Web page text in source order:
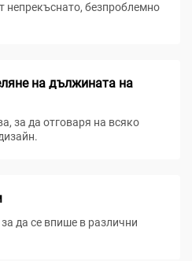
непрекъснато, безпроблемно
на дължината на
за да отговаря на всяко
да се впише в различни